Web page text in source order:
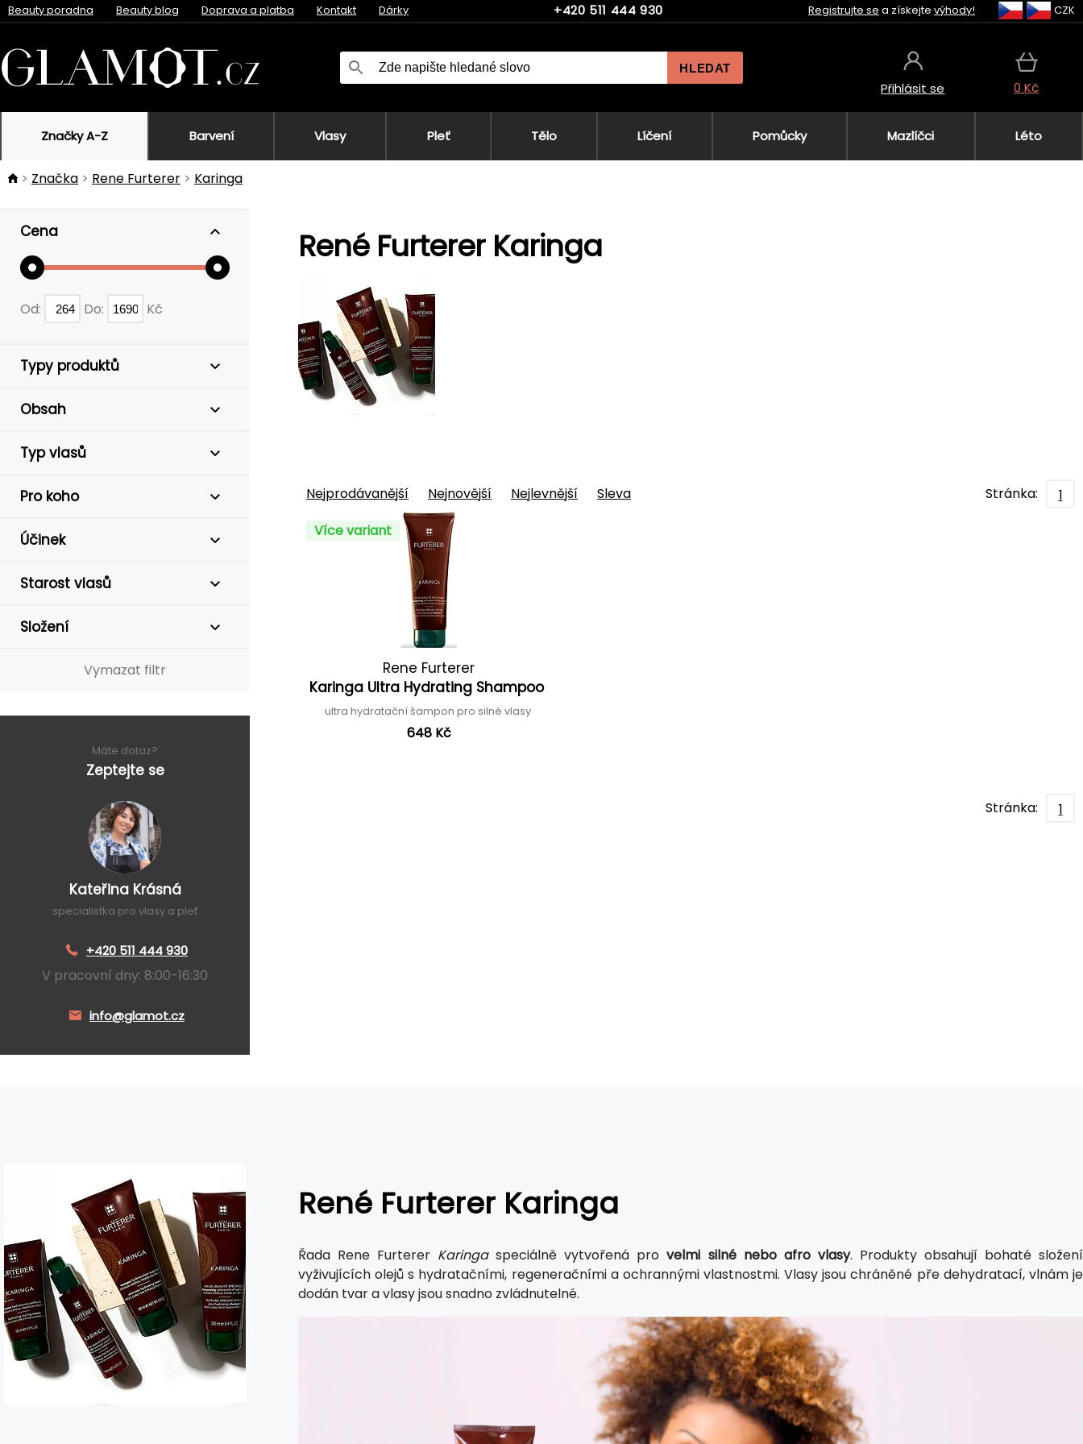
Beauty poradna Beauty blog Doprava a platba Kontakt Dárky +420 511 444 930 Registrujte se a získejte výhody! CZK
HLEDAT
Přihlásit se 0 Kč
Značky A-Z Barvení Vlasy Pleť Tělo Líčení Pomůcky Mazlíčci Léto
Značka Rene Furterer Karinga
Cena
Od: Do: Kč
Typy produktů
Obsah
Typ vlasů
Pro koho
Účinek
Starost vlasů
Složení
Vymazat filtr
Máte dotaz?
Zeptejte se
Kateřina Krásná
specialistka pro vlasy a pleť
+420 511 444 930
V pracovní dny: 8:00-16:30
info@glamot.cz
René Furterer Karinga
Nejprodávanější Nejnovější Nejlevnější Sleva Stránka:
1
Více variant
Rene Furterer
Karinga Ultra Hydrating Shampoo
ultra hydratační šampon pro silné vlasy
648 Kč
Stránka: 1
René Furterer Karinga
Řada Rene Furterer Karingaspeciálně vytvořená provelmi silné nebo afro vlasy. Produkty obsahují bohaté složení
vyživujících olejů s hydratačními, regeneračními a ochrannými vlastnostmi. Vlasy jsou chráněné pře dehydratací, vlnám je
dodán tvar a vlasy jsou snadno zvládnutelné.